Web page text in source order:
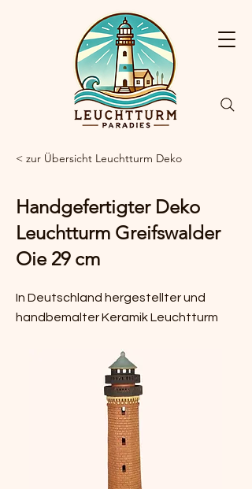
< zur Übersicht Leuchtturm Deko
Handgefertigter Deko
Leuchtturm Greifswalder
Oie 29 cm
In Deutschland hergestellter und
handbemalter Keramik Leuchtturm